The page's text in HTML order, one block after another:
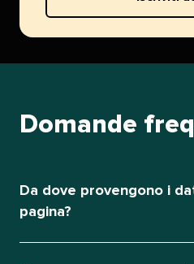
Domande
Da dove provengono i
pagina?​​